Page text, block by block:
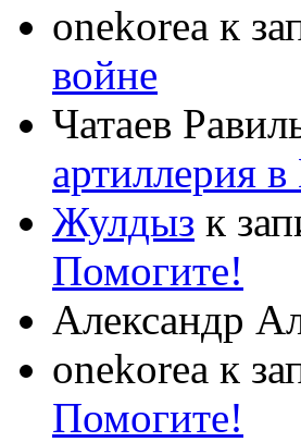
onekorea к
войне
Чатаев
артиллерия
Жулдыз к
Помогите!
Александр
onekorea к
Помогите!